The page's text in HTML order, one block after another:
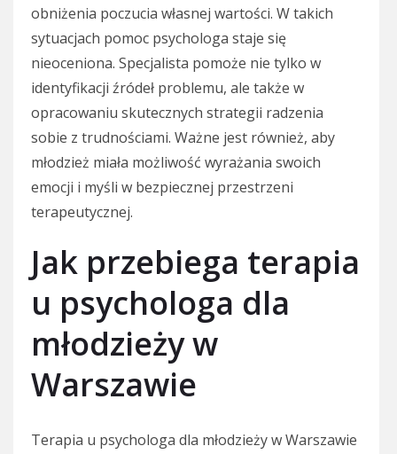
obniżenia poczucia własnej wartości. W takich
sytuacjach pomoc psychologa staje się
nieoceniona. Specjalista pomoże nie tylko w
identyfikacji źródeł problemu, ale także w
opracowaniu skutecznych strategii radzenia
sobie z trudnościami. Ważne jest również, aby
młodzież miała możliwość wyrażania swoich
emocji i myśli w bezpiecznej przestrzeni
terapeutycznej.
Jak przebiega terapia
u psychologa dla
młodzieży w
Warszawie
Terapia u psychologa dla młodzieży w Warszawie